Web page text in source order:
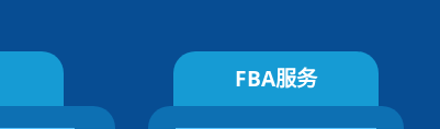
FBA服务